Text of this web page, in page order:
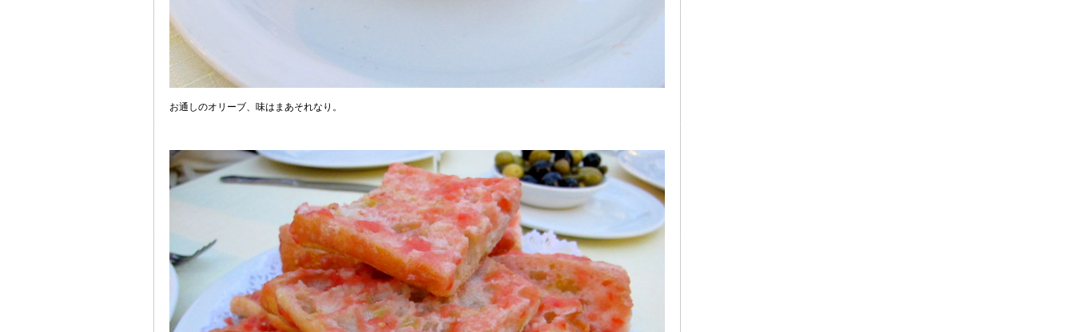
お通しのオリーブ、味はまあそれなり。